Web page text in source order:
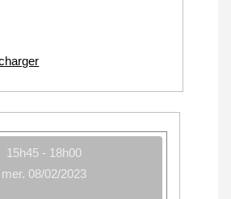
15h45 - 18h00
mer. 08/02/2023